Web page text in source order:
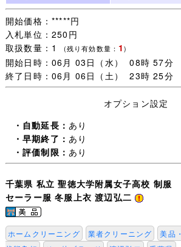
開始価格：*****円
入札単位：250円
取扱数量：1
(残り有効数量： 1)
開始日時：06月 03日（水） 08時 57分
終了日時：06月 06日（土） 23時 25分
オプション設定
・自動延長： あり
・早期終了： あり
・評価制限： あり
千葉県 私立 聖徳大学附属女子高校 制服
セーラー服 冬服上衣 渡辺弘二
ホームクリーニング 業者クリーニング
美品・